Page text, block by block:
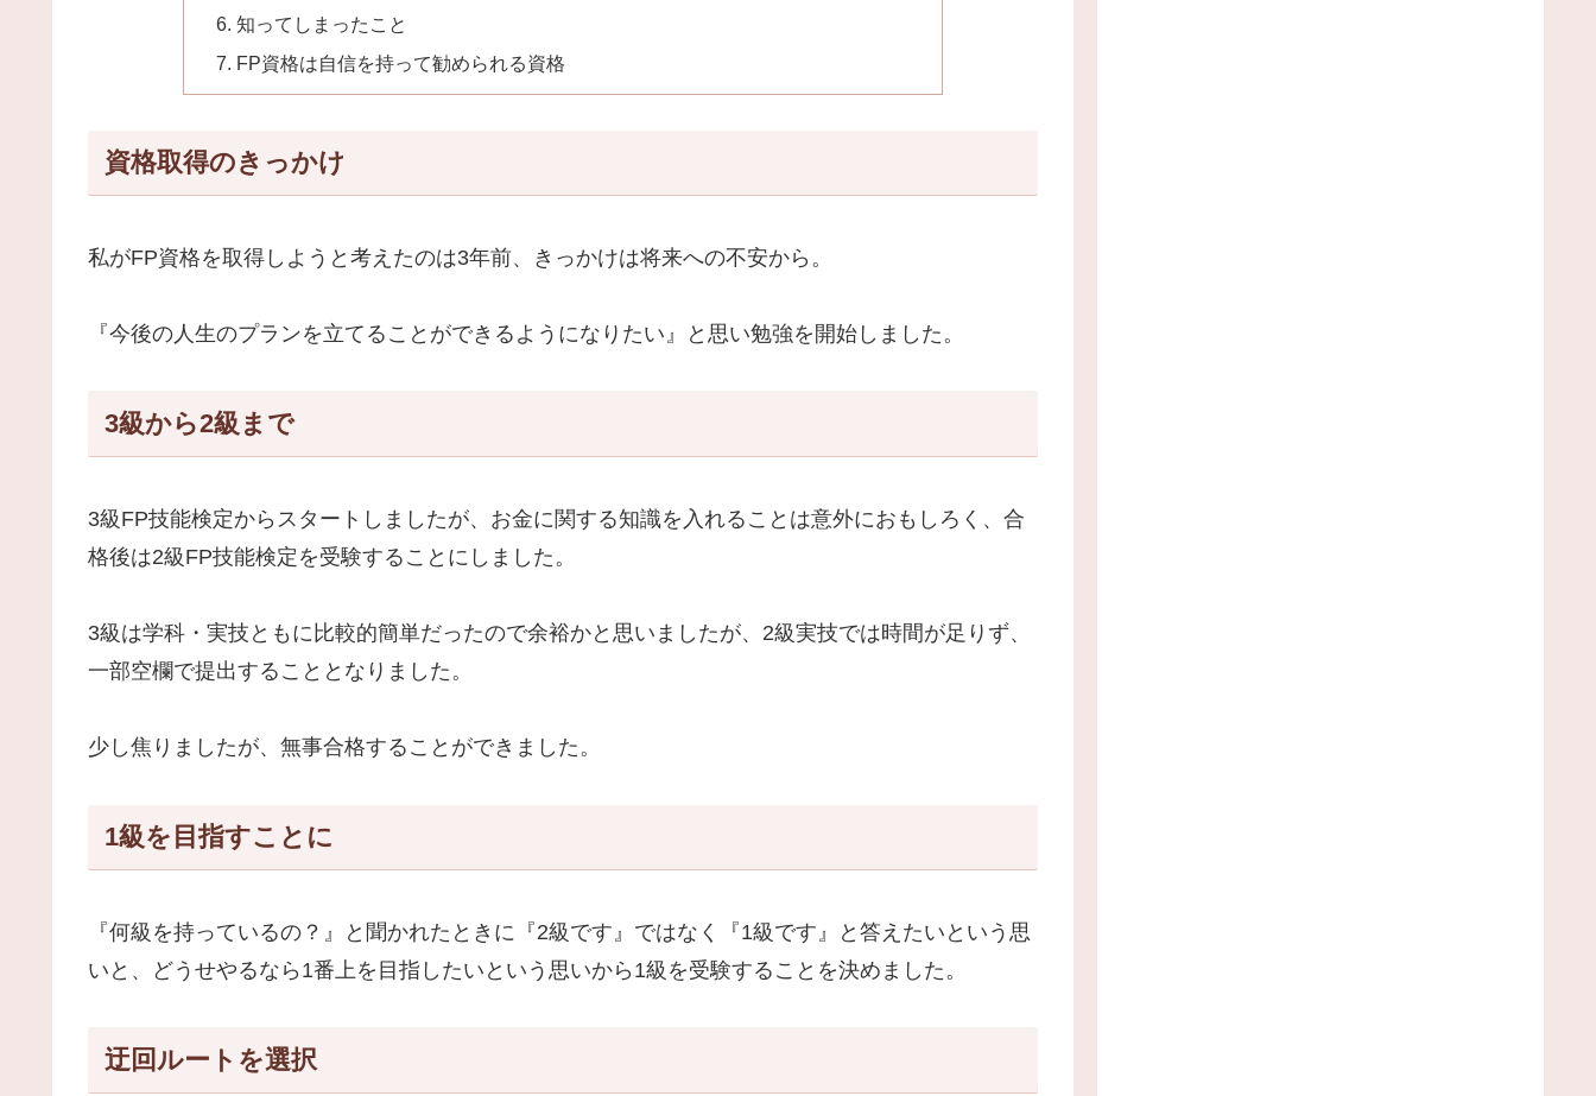
知ってしまったこと
FP資格は自信を持って勧められる資格
資格取得のきっかけ
私がFP資格を取得しようと考えたのは3年前、きっかけは将来への不安から。
『今後の人生のプランを立てることができるようになりたい』と思い勉強を開始しました。
3級から2級まで
3級FP技能検定からスタートしましたが、お金に関する知識を入れることは意外におもしろく、合
格後は2級FP技能検定を受験することにしました。
3級は学科・実技ともに比較的簡単だったので余裕かと思いましたが、2級実技では時間が足りず、
一部空欄で提出することとなりました。
少し焦りましたが、無事合格することができました。
1級を目指すことに
『何級を持っているの？』と聞かれたときに『2級です』ではなく『1級です』と答えたいという思
いと、どうせやるなら1番上を目指したいという思いから1級を受験することを決めました。
迂回ルートを選択